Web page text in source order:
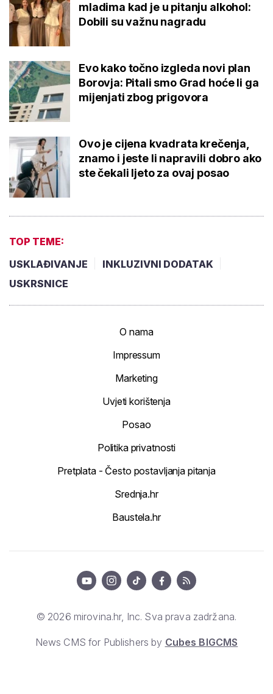
mladima kad je u pitanju alkohol:
Dobili su važnu nagradu
Evo kako točno izgleda novi plan
Borovja: Pitali smo Grad hoće li ga
mijenjati zbog prigovora
Ovo je cijena kvadrata krečenja,
znamo i jeste li napravili dobro ako
ste čekali ljeto za ovaj posao
TOP TEME:
USKLAĐIVANJE
INKLUZIVNI DODATAK
USKRSNICE
O nama
Impressum
Marketing
Uvjeti korištenja
Posao
Politika privatnosti
Pretplata - Često postavljanja pitanja
Srednja.hr
Baustela.hr
© 2026 mirovina.hr, Inc. Sva prava zadržana.
News CMS for Publishers by Cubes BIGCMS